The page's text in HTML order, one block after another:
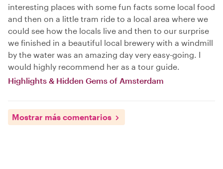
interesting places with some fun facts some local food
and then on a little tram ride to a local area where we
could see how the locals live and then to our surprise
we finished in a beautiful local brewery with a windmill
by the water was an amazing day very easy-going. I
would highly recommend her as a tour guide.
Highlights & Hidden Gems of Amsterdam
Mostrar más comentarios